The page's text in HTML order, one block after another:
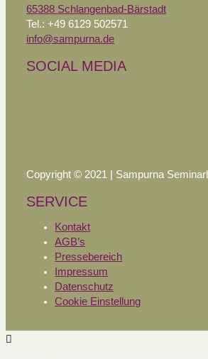
65388 Schlangenbad-Bärstadt
Tel.: +49 6129 502571
info@sampurna.de
SOCIAL MEDIA
Copyright © 2021 | Sampurna
SERVICE
Kontakt
AGB’s
Pressebereich
Impressum
Datenschutz
Cookie Einstellung